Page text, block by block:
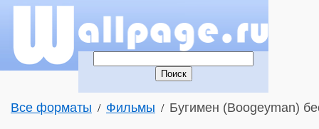
Все форматы / Фильмы / Бугимен (Boogeyman)